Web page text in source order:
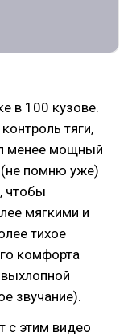
в 100 кузове.
тяги,
менее мощный
(не помню уже)
чтобы
мягкими и
тихое
комфорта
звучание).
с этим видео